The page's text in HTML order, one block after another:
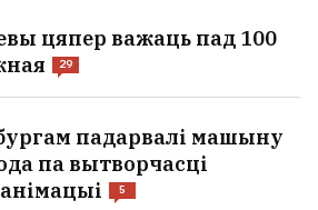
цяпер важаць пад 100
29
падарвалі машыну
па вытворчасці
5